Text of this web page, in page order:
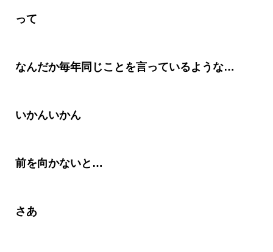
って
なんだか毎年同じことを言っているような…
いかんいかん
前を向かないと …
さあ